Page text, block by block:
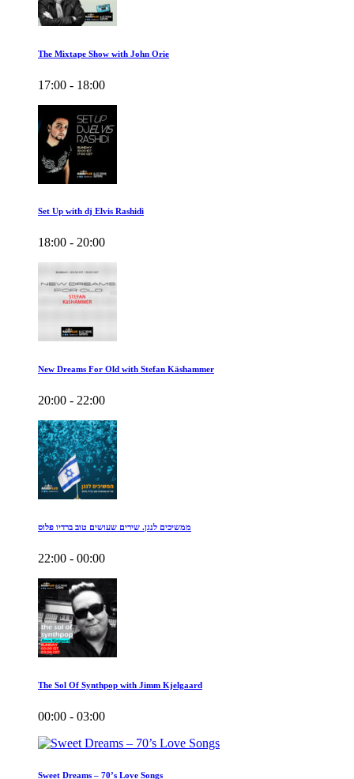
The Mixtape Show with John Orie
17:00 - 18:00
Set Up with dj Elvis Rashidi
18:00 - 20:00
New Dreams For Old with Stefan Käshammer
20:00 - 22:00
ממשיכים לנגן. שירים שעושים טוב ברדיו פלוס
22:00 - 00:00
The Sol Of Synthpop with Jimm Kjelgaard
00:00 - 03:00
Sweet Dreams – 70’s Love Songs